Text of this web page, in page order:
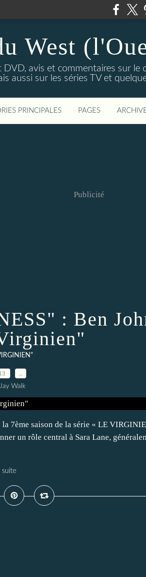
West
avis et commentaires sur le
aussi sur les séries TV et
PRINCIPALES PAGES
Publicité
: Ben
Walk
7ème saison de la série « LE
un rôle central à Sara Lane,
suite